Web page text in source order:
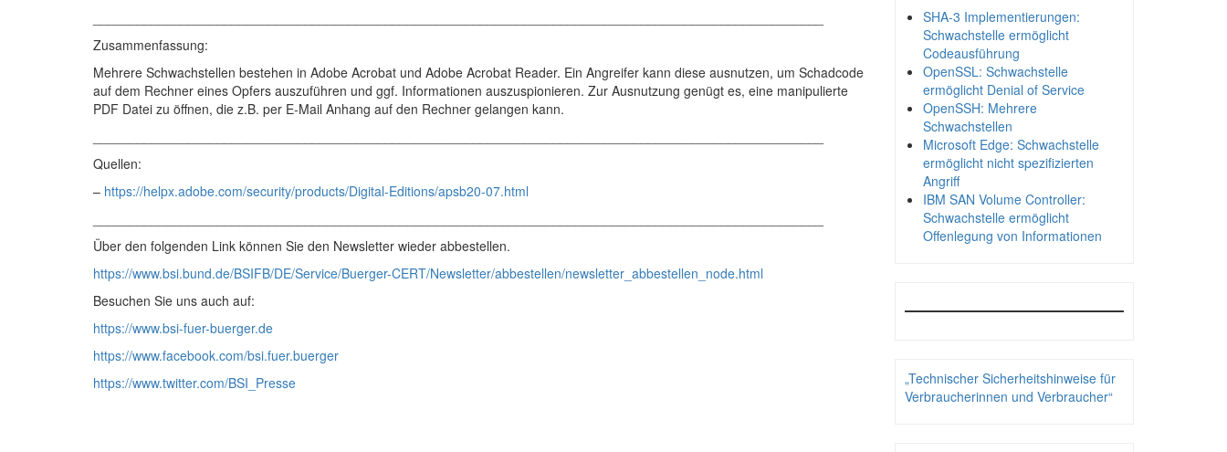
Zusammenfassung:
Mehrere Schwachstellen bestehen in Adobe Acrobat und Adobe Acrobat Reader. Ein Angreifer kann diese ausnutzen, um Schadcode
auf dem Rechner eines Opfers auszuführen und ggf. Informationen auszuspionieren. Zur Ausnutzung genügt es, eine manipulierte
PDF Datei zu öffnen, die z.B. per E-Mail Anhang auf den Rechner gelangen kann.
Quellen:
– https://helpx.adobe.com/security/products/Digital-Editions/apsb20-07.html
Über den folgenden Link können Sie den Newsletter wieder abbestellen.
https://www.bsi.bund.de/BSIFB/DE/Service/Buerger-CERT/Newsletter/abbestellen/newsletter_abbestellen_node.html
Besuchen Sie uns auch auf:
https://www.bsi-fuer-buerger.de
https://www.facebook.com/bsi.fuer.buerger
https://www.twitter.com/BSI_Presse
SHA-3 Implementierungen:
Schwachstelle ermöglicht
Codeausführung
OpenSSL: Schwachstelle
ermöglicht Denial of Service
OpenSSH: Mehrere
Schwachstellen
Microsoft Edge: Schwachstelle
ermöglicht nicht spezifizierten
Angriff
IBM SAN Volume Controller:
Schwachstelle ermöglicht
Offenlegung von Informationen
„Technischer Sicherheitshinweise für
Verbraucherinnen und Verbraucher“